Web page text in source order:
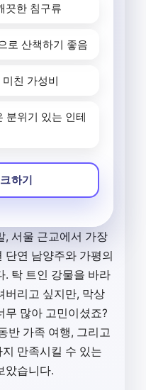
끗한 침구류
로 산책하기 좋음
친 가성비
분위기 있는 인테
하기
, 서울 근교에서 가장
단연 남양주와 가평의
. 탁 트인 강물을 바라
버리고 싶지만, 막상
무 많아 고민이셨죠?
반 가족 여행, 그리고
만족시킬 수 있는
았습니다.